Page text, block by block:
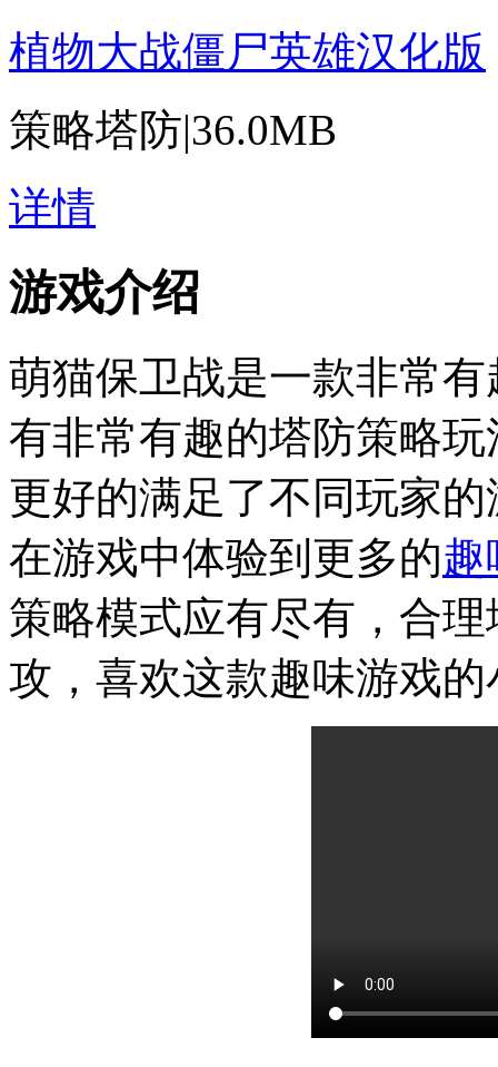
植物大战僵尸英雄汉化版
策略塔防|36.0MB
详情
游戏介绍
萌猫保卫战是一款非常有
有非常有趣的塔防策略
更好的满足了不同玩家
在游戏中体验到更多的趣
策略模式应有尽有，合
攻，喜欢这款趣味游戏